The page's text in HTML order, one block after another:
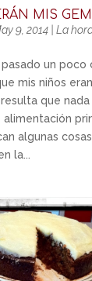
MIS
9, 2014| La
un poco
mis niños
que nada
alimentación
algunas
la...